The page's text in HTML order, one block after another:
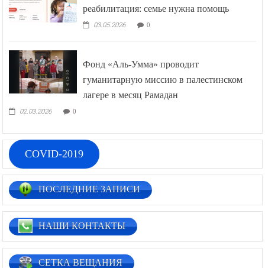
реабилитация: семье нужна помощь
03.05.2026 0
Фонд «Аль-Умма» проводит
гуманитарную миссию в палестинском
лагере в месяц Рамадан
02.03.2026 0
COVID-2019
ПОСЛЕДНИЕ ЗАПИСИ
НАШИ КОНТАКТЫ
СЕТКА ВЕЩАНИЯ